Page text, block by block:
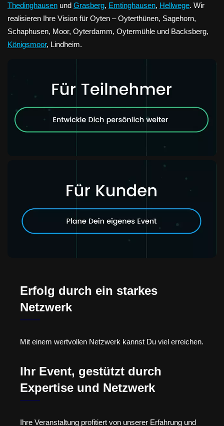
Thedinghausen und Grasberg, Emtinghausen, Hellwege. Wir
realisieren Ihre Vision für Oyten – Oyterthünen, Sagehorn,
Schaphusen, Moor, Oyterdamm, Oytermühle und Backsberg,
Königsmoor, Lindheim.
Erfolg durch ein starkes
Netzwerk
Mit einem wertvollen Netzwerk kannst Du viel erreichen.
Ihr Event, gestützt durch
Expertise und Netzwerk
Ihre Veranstaltung profitiert von unserer Erfahrung und